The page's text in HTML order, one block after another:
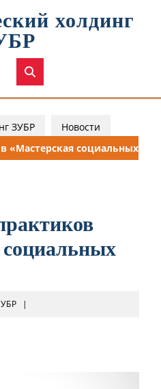
холдинг
ЗУБР
Новости
«Мастерская социальных
ЗУБР
|